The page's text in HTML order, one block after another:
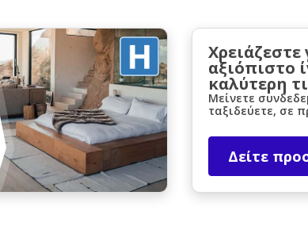
Σύνδεση με eLinkΧρειάζεστε
αξιόπιστο
καλύτερη
Μείνετε
ταξιδεύετε, σε
Δείτε